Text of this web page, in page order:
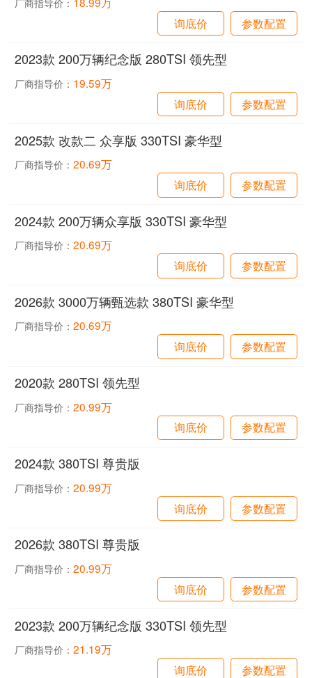
询底价
参数配置
2023款 200万辆纪念版 280TSI 领先型
厂商指导价： 19.59万
询底价
参数配置
2025款 改款二 众享版 330TSI 豪华型
厂商指导价：20.69万
询底价
参数配置
2024款 200万辆众享版 330TSI 豪华型
厂商指导价：20.69万
询底价
参数配置
2026款 3000万辆甄选款 380TSI 豪华型
厂商指导价：20.69万
询底价
参数配置
2020款 280TSI 领先型
厂商指导价：20.99万
询底价
参数配置
2024款 380TSI 尊贵版
厂商指导价：20.99万
询底价
参数配置
2026款 380TSI 尊贵版
厂商指导价：20.99万
询底价
参数配置
2023款 200万辆纪念版 330TSI 领先型
厂商指导价：21.19万
询底价
参数配置